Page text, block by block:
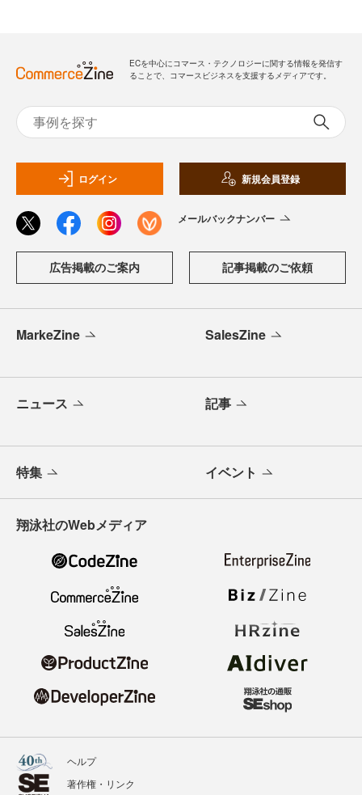
ECを中心にコマース・テクノロジーに関する情報を発信す
ることで、コマースビジネスを支援するメディアです。
ログイン 新規会員登録
メールバックナンバー
広告掲載のご案内 記事掲載のご依頼
MarkeZine SalesZine
ニュース 記事
特集 イベント
翔泳社のWebメディア
ヘルプ
著作権・リンク